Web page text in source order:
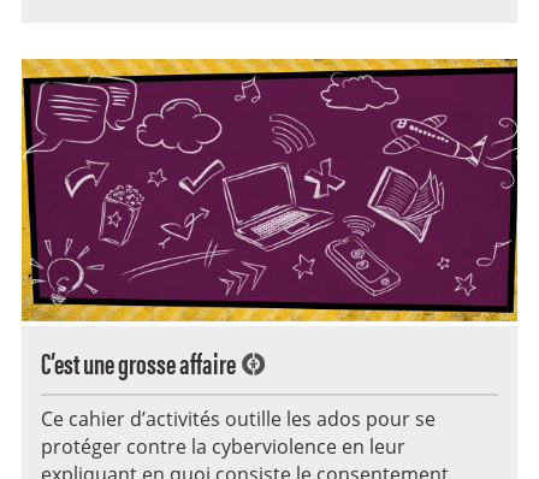
C’est une grosse affaire
Ce cahier d’activités outille les ados pour se
protéger contre la cyberviolence en leur